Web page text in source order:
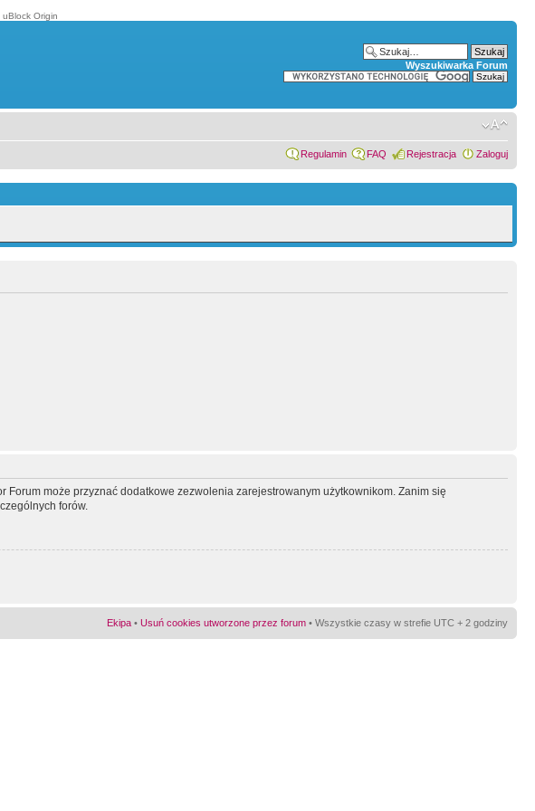
uBlock Origin
Wyszukiwarka Forum
Regulamin FAQ Rejestracja Zaloguj
może przyznać dodatkowe zezwolenia zarejestrowanym użytkownikom. Zanim się
forów.
Ekipa • Usuń cookies utworzone przez forum • Wszystkie czasy w strefie UTC + 2 godziny